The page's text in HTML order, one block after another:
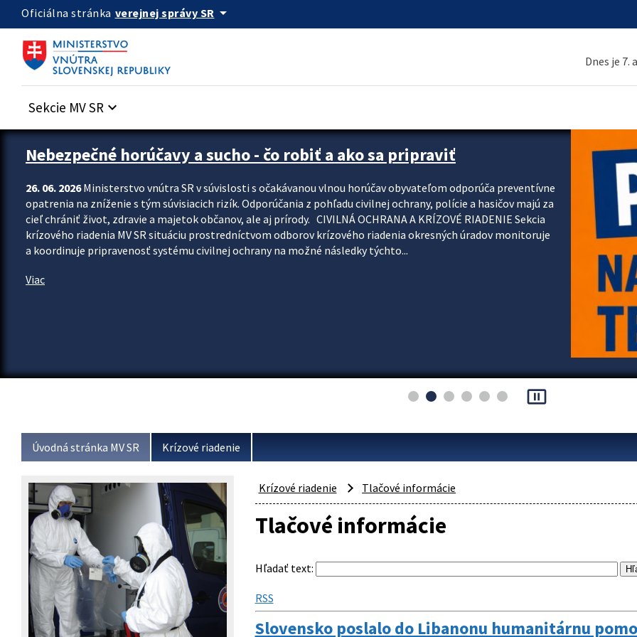
Preskocit na hlavný obsah
Oficiálna stránka verejnej správy SR arrow_drop_down
Dnes je 7.
Sekcie MV SR keyboard_arrow_down
Zastavit automatický posun upútavok
Nebezpečné horúčavy a sucho - čo robiť a ako sa pripraviť
26. 06. 2026Ministerstvo vnútra SR v súvislosti s očakávanou vlnou horúčav obyvateľom odporúča preventívne
opatrenia na zníženie s tým súvisiacich rizík. Odporúčania z pohľadu civilnej ochrany, polície a hasičov majú za
cieľ chrániť život, zdravie a majetok občanov, ale aj prírody. CIVILNÁ OCHRANA A KRÍZOVÉ RIADENIE Sekcia
krízového riadenia MV SR situáciu prostredníctvom odborov krízového riadenia okresných úradov monitoruje
a koordinuje pripravenosť systému civilnej ochrany na možné následky týchto...
Viac
pause_presentation
Úvodná stránka MV SR Krízové riadenie
Krízové riadenie Tlačové informácie
Tlačové informácie
Hľadať text:
RSS
Slovensko poslalo do Libanonu humanitárnu